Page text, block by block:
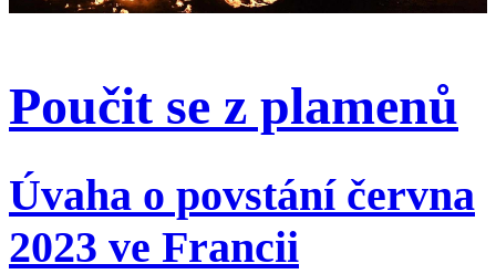
Poučit se z plamenů
Úvaha o povstání června
2023 ve Francii